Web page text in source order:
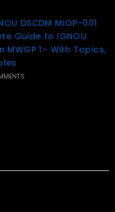
DSCDM MIOP-001
Guide to IGNOU
MWGP 1– With Topics,